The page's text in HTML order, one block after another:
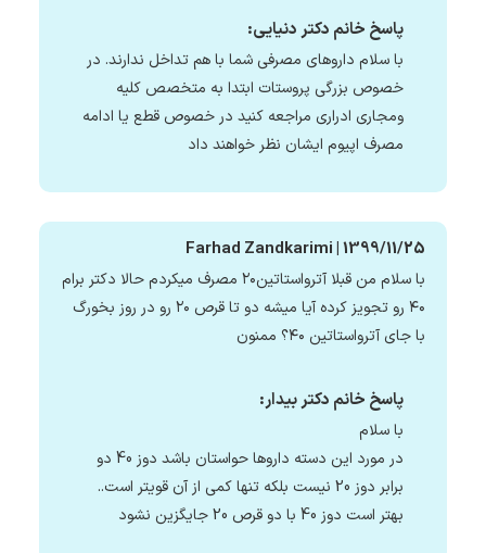
پاسخ خانم دکتر دنیایی:
با سلام داروهای مصرفی شما با هم تداخل ندارند. در
خصوص بزرگی پروستات ابتدا به متخصص کلیه
ومجاری ادراری مراجعه کنید در خصوص قطع یا ادامه
مصرف اپیوم ایشان نظر خواهند داد
Farhad Zandkarimi | 1399/11/25
با سلام من قبلا آترواستاتین۲۰ مصرف میکردم حالا دکتر برام
۴۰ رو تجویز کرده آیا میشه دو تا قرص ۲۰ رو در روز بخورگ
با جای آترواستاتین ۴۰؟ ممنون
پاسخ خانم دکتر بیدار:
با سلام
در مورد این دسته داروها حواستان باشد دوز 40 دو
برابر دوز 20 نیست بلکه تنها کمی از آن قویتر است..
بهتر است دوز 40 با دو قرص 20 جایگزین نشود